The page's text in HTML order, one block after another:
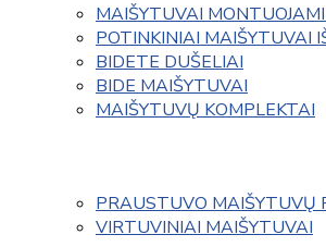
MAIŠYTUVAI
POTINKINIAI MAIŠYTUVAI
BIDETE DUŠELIAI
BIDE MAIŠYTUVAI
MAIŠYTUVŲ KOMPLEKTAI
PRAUSTUVO MAIŠYTUVŲ
VIRTUVINIAI MAIŠYTUVAI